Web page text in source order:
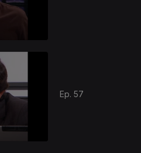
Ep. 57